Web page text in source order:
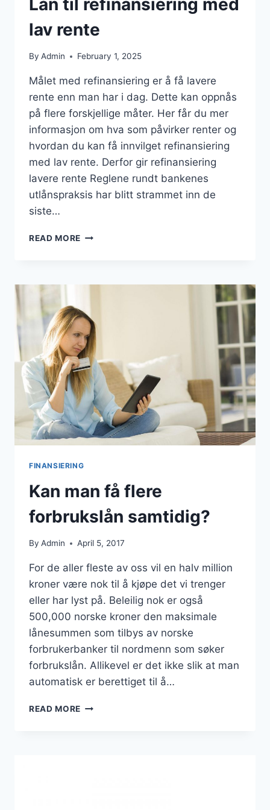
lav rente
By Admin February 1, 2025
Målet med refinansiering er å få lavere
rente enn man har i dag. Dette kan oppnås
på flere forskjellige måter. Her får du mer
informasjon om hva som påvirker renter og
hvordan du kan få innvilget refinansiering
med lav rente. Derfor gir refinansiering
lavere rente Reglene rundt bankenes
utlånspraksis har blitt strammet inn de
siste…
READ MORE LÅN
LAV
FINANSIERING
Kan man få flere
forbrukslån samtidig?
By Admin April 5, 2017
For de aller fleste av oss vil en halv million
kroner være nok til å kjøpe det vi trenger
eller har lyst på. Beleilig nok er også
500,000 norske kroner den maksimale
lånesummen som tilbys av norske
forbrukerbanker til nordmenn som søker
forbrukslån. Allikevel er det ikke slik at man
automatisk er berettiget til å…
READ MORE KAN